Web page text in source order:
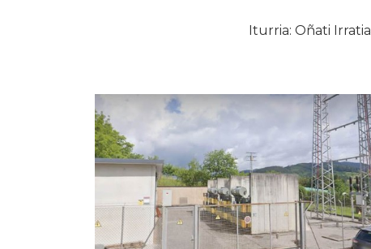
Iturria: Oñati Irratia